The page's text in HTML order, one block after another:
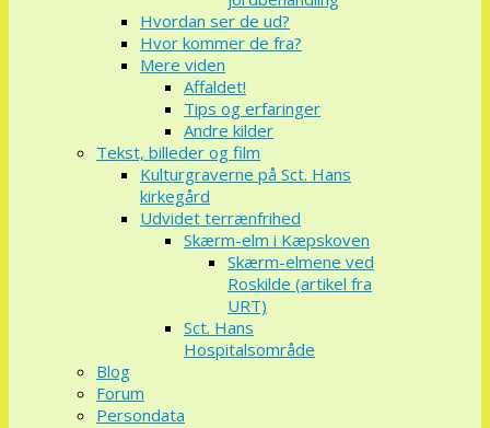
Hvordan ser de ud?
Hvor kommer de fra?
Mere viden
Affaldet!
Tips og erfaringer
Andre kilder
Tekst, billeder og film
Kulturgraverne på Sct. Hans
kirkegård
Udvidet terrænfrihed
Skærm-elm i Kæpskoven
Skærm-elmene ved
Roskilde (artikel fra
URT)
Sct. Hans
Hospitalsområde
Blog
Forum
Persondata